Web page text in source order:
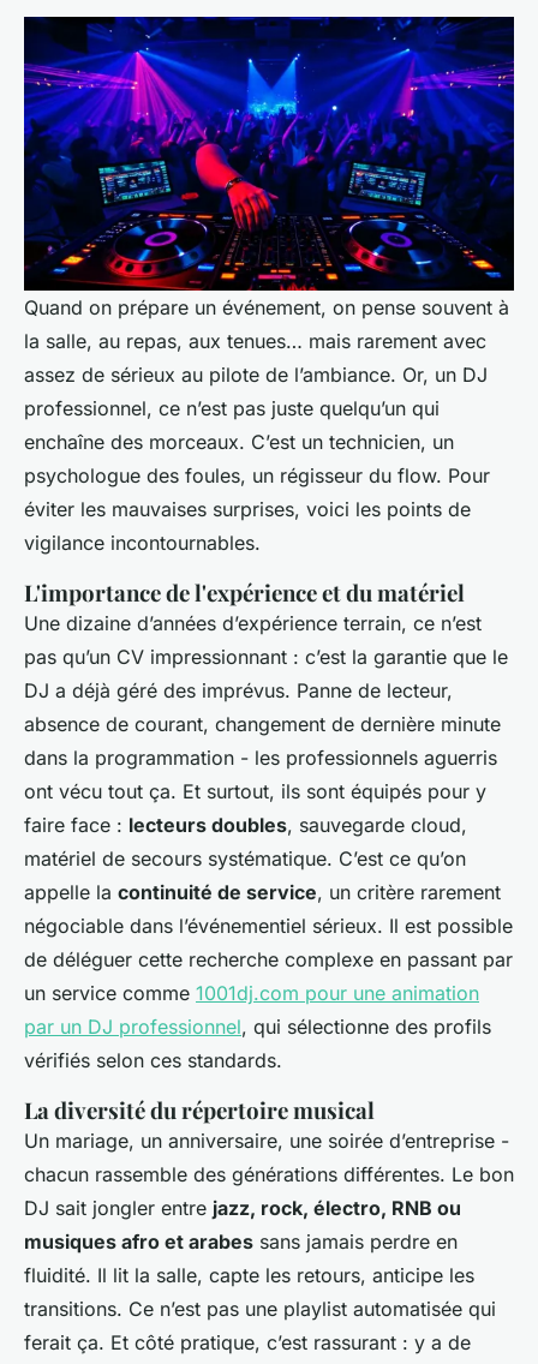
Quand on prépare un événement, on pense souvent à
la salle, au repas, aux tenues… mais rarement avec
assez de sérieux au pilote de l’ambiance. Or, un DJ
professionnel, ce n’est pas juste quelqu’un qui
enchaîne des morceaux. C’est un technicien, un
psychologue des foules, un régisseur du flow. Pour
éviter les mauvaises surprises, voici les points de
vigilance incontournables.
L'importance de l'expérience et du matériel
Une dizaine d’années d’expérience terrain, ce n’est
pas qu’un CV impressionnant : c’est la garantie que le
DJ a déjà géré des imprévus. Panne de lecteur,
absence de courant, changement de dernière minute
dans la programmation - les professionnels aguerris
ont vécu tout ça. Et surtout, ils sont équipés pour y
faire face : lecteurs doubles, sauvegarde cloud,
matériel de secours systématique. C’est ce qu’on
appelle la continuité de service, un critère rarement
négociable dans l’événementiel sérieux. Il est possible
de déléguer cette recherche complexe en passant par
un service comme 1001dj.com pour une animation
par un DJ professionnel, qui sélectionne des profils
vérifiés selon ces standards.
La diversité du répertoire musical
Un mariage, un anniversaire, une soirée d’entreprise -
chacun rassemble des générations différentes. Le bon
DJ sait jongler entre jazz, rock, électro, RNB ou
musiques afro et arabes sans jamais perdre en
fluidité. Il lit la salle, capte les retours, anticipe les
transitions. Ce n’est pas une playlist automatisée qui
ferait ça. Et côté pratique, c’est rassurant : y a de